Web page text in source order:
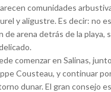
comunidades
y aligustre. Es decir: no
de arena detrás de la playa,
comenzar en Salinas,
Cousteau, y continuar
dunar. El gran consejo